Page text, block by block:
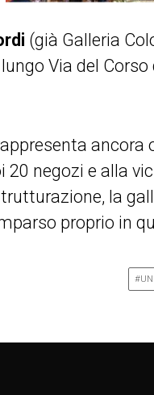
(già Galleria
Via del
20 negozi e alla
la
proprio in